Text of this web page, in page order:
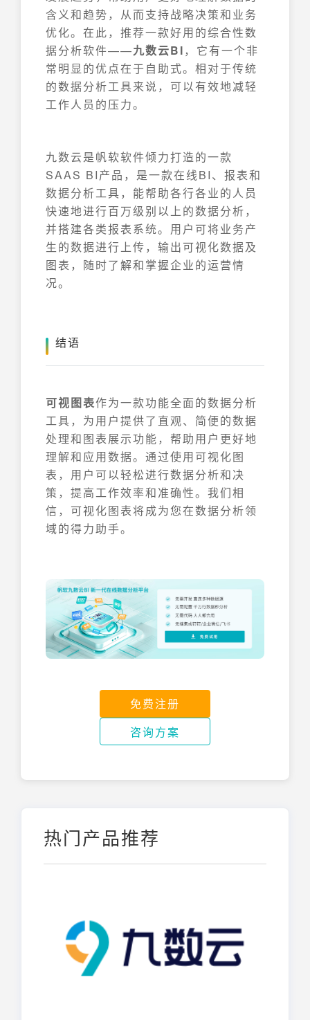
含义和趋势，从而支持战略决策和业务
优化。在此，推荐一款好用的综合性数
据分析软件——九数云BI ，它有一个非
常明显的优点在于自助式。相对于传统
的数据分析工具来说，可以有效地减轻
工作人员的压力。
九数云是帆软软件倾力打造的一款
SAAS BI产品，是一款在线BI、报表和
数据分析工具，能帮助各行各业的人员
快速地进行百万级别以上的数据分析，
并搭建各类报表系统。用户可将业务产
生的数据进行上传，输出可视化数据及
图表，随时了解和掌握企业的运营情
况。
结语
可视图表作为一款功能全面的数据分析
工具，为用户提供了直观、简便的数据
处理和图表展示功能，帮助用户更好地
理解和应用数据。通过使用可视化图
表，用户可以轻松进行数据分析和决
策，提高工作效率和准确性。我们相
信，可视化图表将成为您在数据分析领
域的得力助手。
免费注册
咨询方案
热门产品推荐